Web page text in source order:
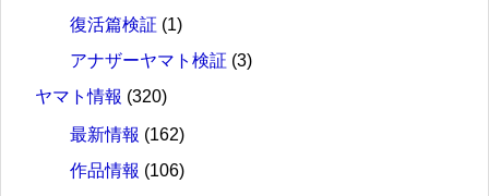
復活篇検証 (1)
アナザーヤマト検証 (3)
ヤマト情報 (320)
最新情報 (162)
作品情報 (106)